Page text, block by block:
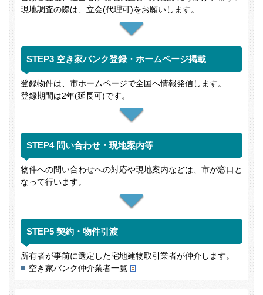
現地調査の際は、立会(代理可)をお願いします。
STEP3 空き家バンク登録・ホームページ掲載
登録物件は、市ホームページで全国へ情報発信します。
登録期間は2年(延長可)です。
STEP4 問い合わせ・現地案内等
物件への問い合わせへの対応や現地案内などは、市が窓口と
なって行います。
STEP5 契約・物件引渡
所有者が事前に選定した宅地建物取引業者が仲介します。
空き家バンク仲介業者一覧